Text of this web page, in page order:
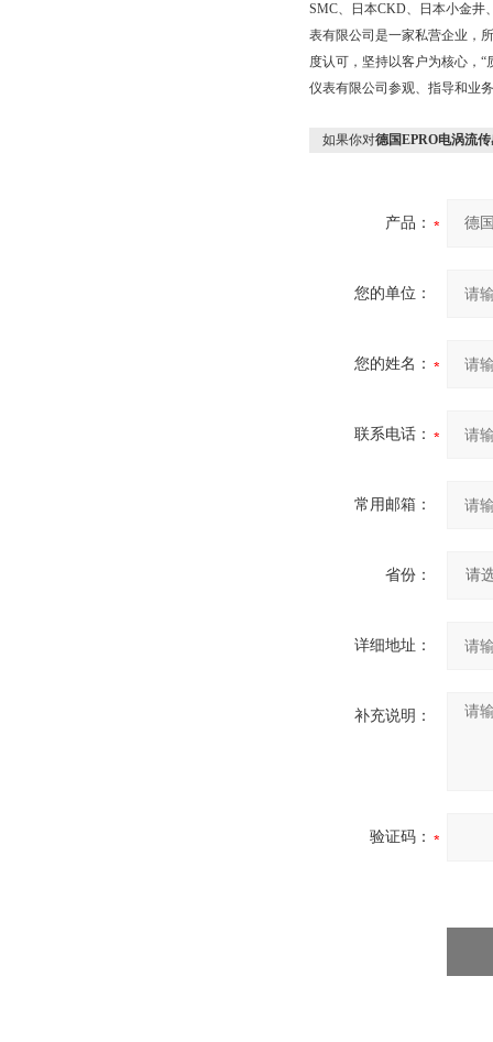
SMC、日本CKD、日本小金井
表有限公司是一家私营企业，
度认可，坚持以客户为核心，
仪表有限公司参观、指导和业
如果你对德国EPRO电涡流
产品：
您的单位：
您的姓名：
联系电话：
常用邮箱：
省份：
详细地址：
补充说明：
验证码：